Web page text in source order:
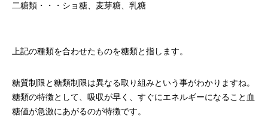
二糖類・・・ショ糖、麦芽糖、乳糖
上記の種類を合わせたものを糖類と指します。
糖質制限と糖類制限は異なる取り組みという事がわかりますね。
糖類の特徴として、吸収が早く、すぐにエネルギーになること血
糖値が急激にあがるのが特徴です。